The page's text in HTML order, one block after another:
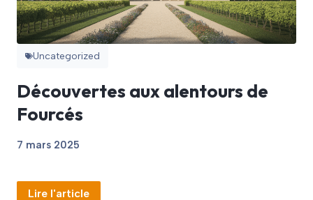
Uncategorized
Découvertes aux alentours de
Fourcés
7 mars 2025
Lire l'article